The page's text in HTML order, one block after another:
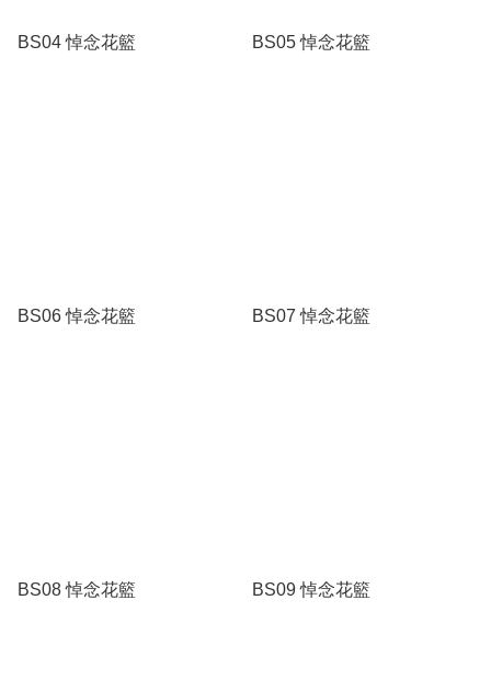
BS04 悼念花籃 BS05 悼念花籃
BS06 悼念花籃 BS07 悼念花籃
BS08 悼念花籃 BS09 悼念花籃